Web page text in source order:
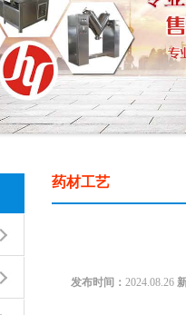
药材工艺
发布时间： 2024.08.26